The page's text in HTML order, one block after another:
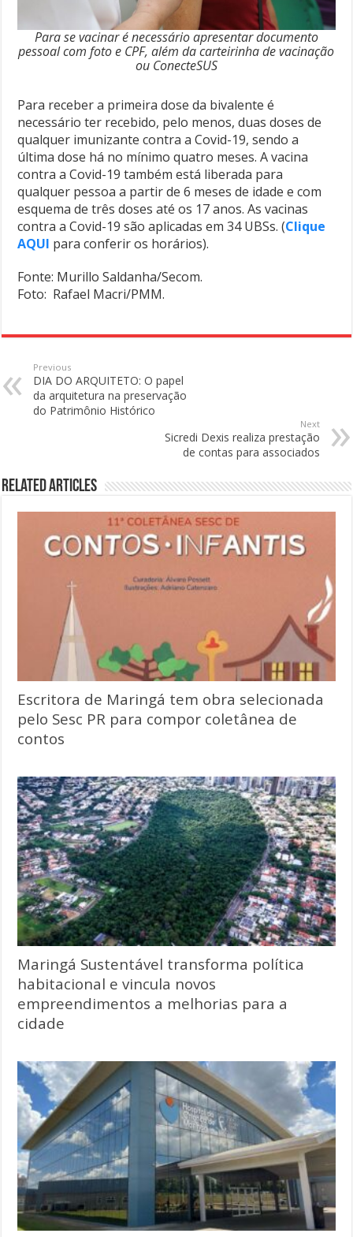
Para se vacinar é necessário apresentar documento
pessoal com foto e CPF, além da carteirinha de vacinação
ou ConecteSUS
Para receber a primeira dose da bivalente é
necessário ter recebido, pelo menos, duas doses de
qualquer imunizante contra a Covid-19, sendo a
última dose há no mínimo quatro meses. A vacina
contra a Covid-19 também está liberada para
qualquer pessoa a partir de 6 meses de idade e com
esquema de três doses até os 17 anos. As vacinas
contra a Covid-19 são aplicadas em 34 UBSs. (Clique
AQUI para conferir os horários).
Fonte: Murillo Saldanha/Secom.
Foto: Rafael Macri/PMM.
Previous
DIA DO ARQUITETO: O papel
da arquitetura na preservação
do Patrimônio Histórico
Next
Sicredi Dexis realiza prestação
de contas para associados
Related Articles
Escritora de Maringá tem obra selecionada
pelo Sesc PR para compor coletânea de
contos
Maringá Sustentável transforma política
habitacional e vincula novos
empreendimentos a melhorias para a
cidade